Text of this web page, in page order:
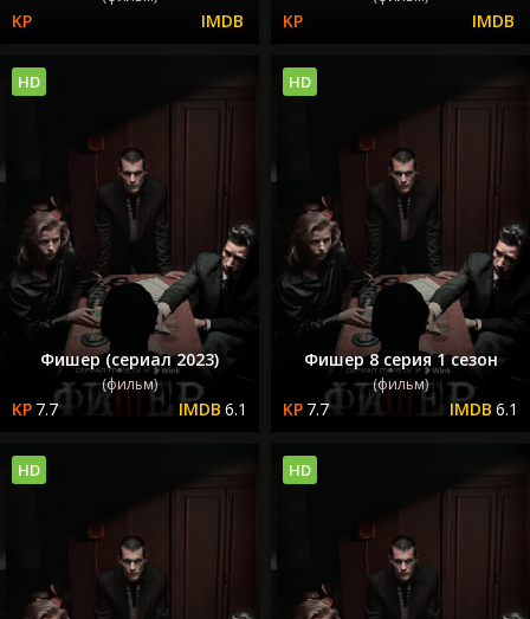
Фишер (сериал 2023)
(фильм)
7.7 6.1
HD
Фишер 8 серия 1 сезон
(фильм)
7.7 6.1
HD
HD HD